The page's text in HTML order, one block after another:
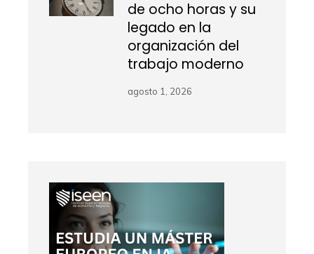
de ocho horas y su
legado en la
organización del
trabajo moderno
agosto 1, 2026